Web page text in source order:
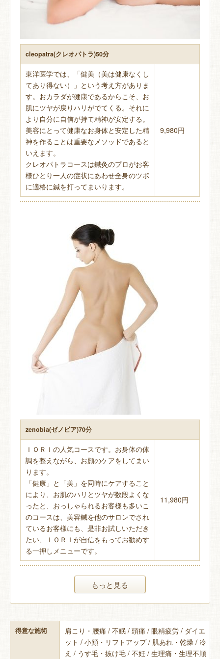
cleopatra(クレオパトラ)50分
東洋医学では、「健美（美は健康なくし
てあり得ない）」という考え方がありま
す。おカラダが健康であるからこそ、お
肌にツヤが戻りハリがでてくる。それに
より自分に自信が持て精神が安定する。
美容にとって健康なお身体と安定した精
神を作ることは重要なメソッドであると
いえます。
クレオパトラコースは鍼灸のプロがお客
様ひとり一人の症状にあわせ全身のツボ
に適格に鍼を打ってまいります。
9,980円
zenobia(ゼノビア)70分
ＩＯＲＩの人気コースです。お身体の体
調を整えながら、お顔のケアをしてまい
ります。
「健康」と「美」を同時にケアすること
により、お肌のハリとツヤが数段よくな
ったと、おっしゃられるお客様も多いこ
のコースは、美容鍼を他のサロンでされ
ているお客様にも、是非お試しいただき
たい、ＩＯＲＩが自信をもってお勧めす
る一押しメニューです。
11,980円
もっと見る
得意な施術
肩こり・腰痛 / 不眠 / 頭痛 / 眼精疲労 / ダイエ
ット / 小顔・リフトアップ / 肌あれ・乾燥 / 冷
え / うす毛・抜け毛 / 不妊 / 生理痛・生理不順